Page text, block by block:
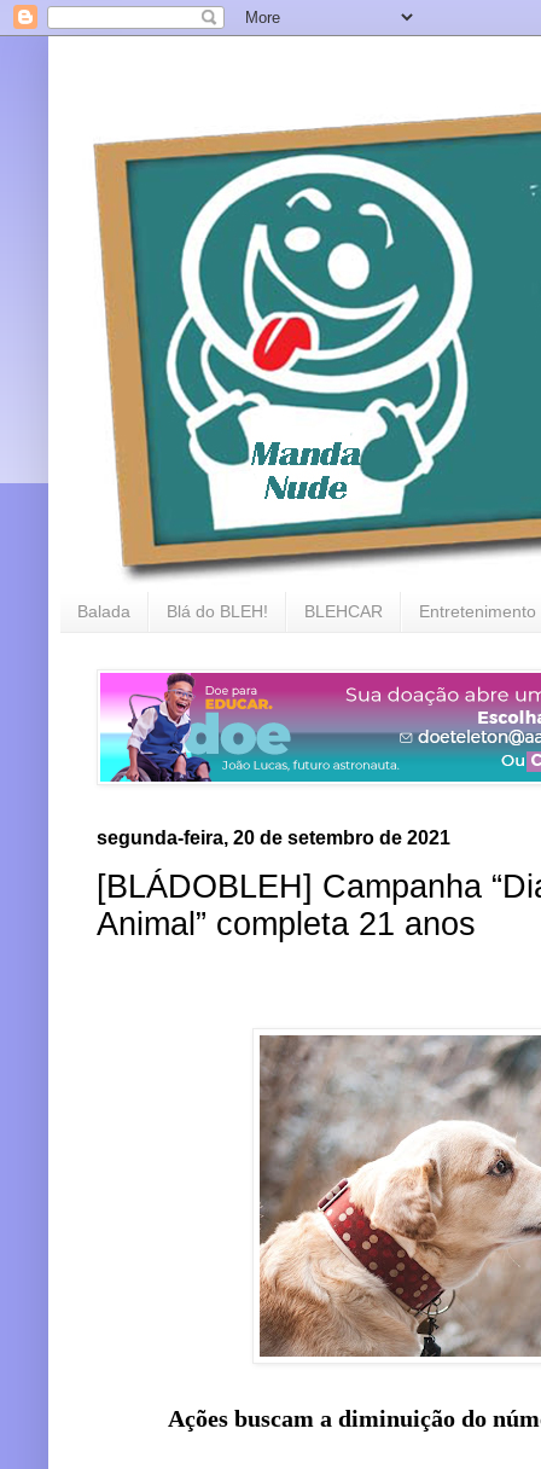
Balada Blá do BLEH! BLEHCAR Entretenimento
segunda-feira, 20 de setembro de 2021
[BLÁDOBLEH] Campanha
Animal” completa 21 anos
Ações buscam a diminuição do